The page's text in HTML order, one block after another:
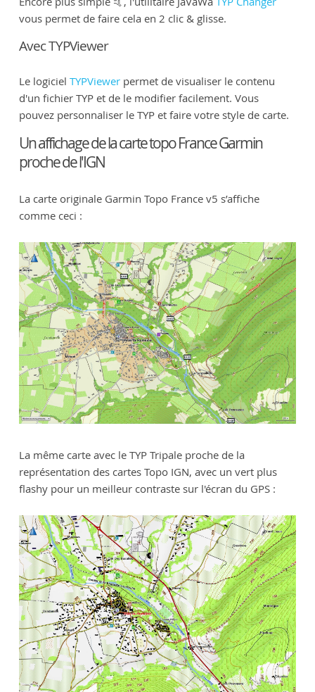
vous permet de faire cela en 2 clic & glisse.
Avec TYPViewer
Le logiciel TYPViewerpermet de visualiser le contenu
d'un fichier TYP et de le modifier facilement. Vous
pouvez personnaliser le TYP et faire votre style de carte.
Un affichage de la carte topo France Garmin
proche de l'IGN
La carte originale Garmin Topo France v5 s’affiche
comme ceci :
La même carte avec le TYP Tripale proche de la
représentation des cartes Topo IGN, avec un vert plus
flashy pour un meilleur contraste sur l'écran du GPS :